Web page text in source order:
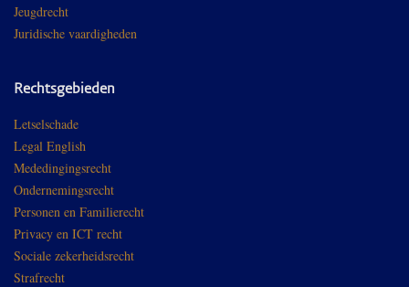
Jeugdrecht
Juridische vaardigheden
Rechtsgebieden
Letselschade
Legal English
Mededingingsrecht
Ondernemingsrecht
Personen en Familierecht
Privacy en ICT recht
Sociale zekerheidsrecht
Strafrecht